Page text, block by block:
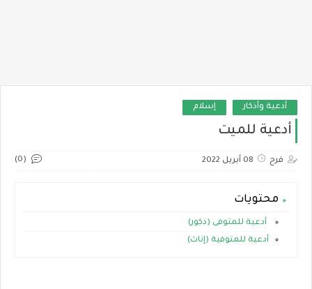
أدعية وأذكار إسلام
أدعية للميت
فرح 08 أبريل 2022 (0)
محتويات
أدعية للمتوفى (ذكور)
أدعية للمتوفية (إناث)